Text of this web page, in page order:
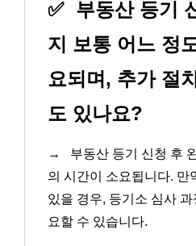
✅ 부동산 등기
지 보통 어느 정
요되며, 추가 절
도 있나요?
→
부동산 등기 신청 후
의 시간이 소요됩니다. 만
있을 경우, 등기소 심사
요할 수 있습니다.